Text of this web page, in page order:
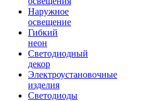
Наружное
освещение
Гибкий
неон
Светодиодный
декор
Электроустановочные
изделия
Светодиоды